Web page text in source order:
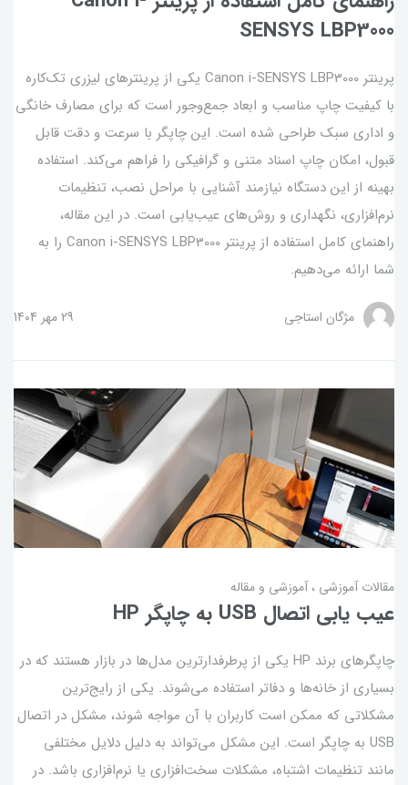
SENSYS LBP3000
پرینتر Canon i-SENSYS LBP3000 یکی از پرینترهای لیزری تک‌کاره
با کیفیت چاپ مناسب و ابعاد جمع‌وجور است که برای مصارف خانگی
و اداری سبک طراحی شده است. این چاپگر با سرعت و دقت قابل
قبول، امکان چاپ اسناد متنی و گرافیکی را فراهم می‌کند. استفاده
بهینه از این دستگاه نیازمند آشنایی با مراحل نصب، تنظیمات
نرم‌افزاری، نگهداری و روش‌های عیب‌یابی است. در این مقاله،
راهنمای کامل استفاده از پرینتر Canon i-SENSYS LBP3000 را به
شما ارائه می‌دهیم.
مژگان استاجی 29 مهر 1404
مقالات آموزشی آموزشی و مقاله
عیب یابی اتصال USB به چاپگر HP
چاپگرهای برند HP یکی از پرطرفدارترین مدل‌ها در بازار هستند که در
بسیاری از خانه‌ها و دفاتر استفاده می‌شوند. یکی از رایج‌ترین
مشکلاتی که ممکن است کاربران با آن مواجه شوند، مشکل در اتصال
USB به چاپگر است. این مشکل می‌تواند به دلیل دلایل مختلفی
مانند تنظیمات اشتباه، مشکلات سخت‌افزاری یا نرم‌افزاری باشد. در